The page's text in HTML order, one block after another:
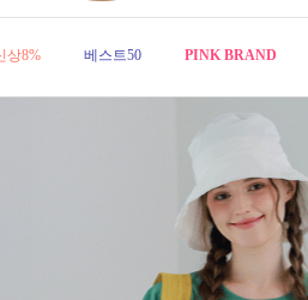
상8% 베스트50 PINK BRAND